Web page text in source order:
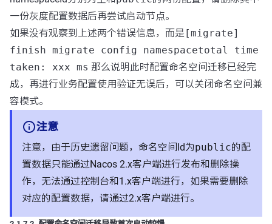
一份灰度配置数据后再尝试启动节点。
如果没有观察到上述两个错误信息，而是 [migrate]
finish migrate config namespacetotal time
taken: xxx ms 那么说明此时配置命名空间迁移已经完
成，再进行业务配置使用验证无误后，可以关闭命名空间兼
容模式。
注意
注意，由于历史遗留问题，命名空间Id为public的配
置数据只能通过Nacos 2.x客户端进行发布和删除操
作，无法通过控制台和1.x客户端进行，如果需要删除
对应的配置数据，请通过2.x客户端进行。